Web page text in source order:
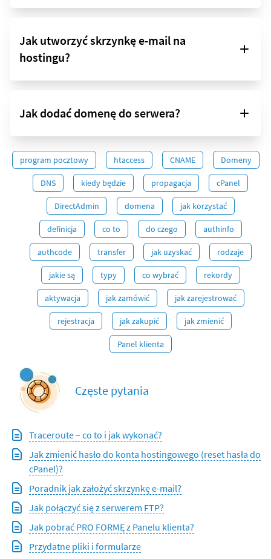
Jak utworzyć skrzynkę e-mail na
hostingu?
Jak dodać domenę do serwera?
program pocztowy htaccess CNAME Domeny
DNS kiedy będzie propagacja cPanel
DirectAdmin domena jak korzystać
definicja co to do czego authinfo
authcode transfer jak uzyskać rodzaje
jakie są typy co wybrać rekordy
aktywacja jak zamówić jak zarejestrować
rejestracja jak zakupić jak zmienić
Panel klienta
Częste pytania
Traceroute – co to i jak wykonać?
Jak zmienić hasło do konta hostingowego (reset hasła do
cPanel)?
Poradnik jak założyć skrzynkę e-mail?
Jak połączyć się z serwerem FTP?
Jak pobrać PRO FORMĘ z Panelu klienta?
Przydatne pliki i formularze